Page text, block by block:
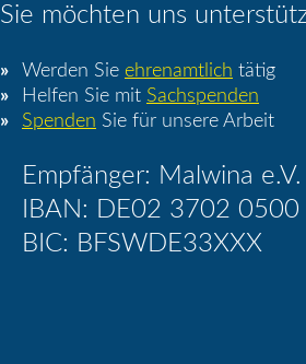
Sie möchten uns
Werden Sie ehrenamtlich tätig
Helfen Sie mit Sachspenden
Spenden Sie für unsere Arbeit
Empfänger: Malwina e.V.
IBAN: DE02 3702
BIC: BFSWDE33XXX